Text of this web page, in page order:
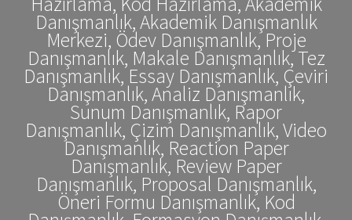
Danışmanlık, Akademik Danışmanlık
Merkezi, Ödev Danışmanlık, Proje
Danışmanlık, Makale Danışmanlık, Tez
Danışmanlık, Essay Danışmanlık, Çeviri
Danışmanlık, Analiz Danışmanlık,
Sunum Danışmanlık, Rapor
Danışmanlık, Çizim Danışmanlık, Video
Danışmanlık, Reaction Paper
Danışmanlık, Review Paper
Danışmanlık, Proposal Danışmanlık,
Öneri Formu Danışmanlık, Kod